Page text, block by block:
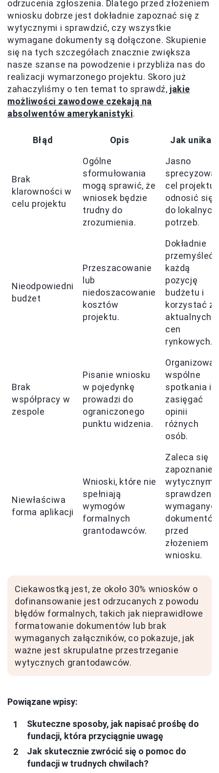
odrzucenia zgłoszenia. Dlatego przed złożeniem
wniosku dobrze jest dokładnie zapoznać się z
wytycznymi i sprawdzić, czy wszystkie
wymagane dokumenty są dołączone. Skupienie
się na tych szczegółach znacznie zwiększa
nasze szanse na powodzenie i przybliża nas do
realizacji wymarzonego projektu. Skoro już
zahaczyliśmy o ten temat to sprawdź, jakie
możliwości zawodowe czekają na
absolwentów amerykanistyki.
Błąd Opis Jak unikać
Brak
klarowności w
celu projektu
Ogólne
sformułowania
mogą sprawić, że
wniosek będzie
trudny do
zrozumienia.
Jasno
cel projektu i
odnosić się
do lokalnych
potrzeb.
Nieodpowiedni
budżet
Przeszacowanie
lub
niedoszacowanie
kosztów
projektu.
Dokładnie
przemyśleć
każdą
pozycję
budżetu i
korzystać z
aktualnych
cen
rynkowych.
Brak
współpracy w
zespole
Pisanie wniosku
w pojedynkę
prowadzi do
ograniczonego
punktu widzenia.
wspólne
spotkania i
zasięgać
opinii
różnych
osób.
Niewłaściwa
forma aplikacji
Wnioski, które nie
spełniają
wymogów
formalnych
grantodawców.
Zaleca się
zapoznanie
wytycznymi
sprawdzenie
przed
złożeniem
wniosku.
Ciekawostką jest, że około 30% wniosków o
dofinansowanie jest odrzucanych z powodu
błędów formalnych, takich jak nieprawidłowe
formatowanie dokumentów lub brak
wymaganych załączników, co pokazuje, jak
ważne jest skrupulatne przestrzeganie
wytycznych grantodawców.
Powiązane wpisy:
Skuteczne sposoby, jak napisać prośbę do
fundacji, która przyciągnie uwagę
Jak skutecznie zwrócić się o pomoc do
fundacji w trudnych chwilach?